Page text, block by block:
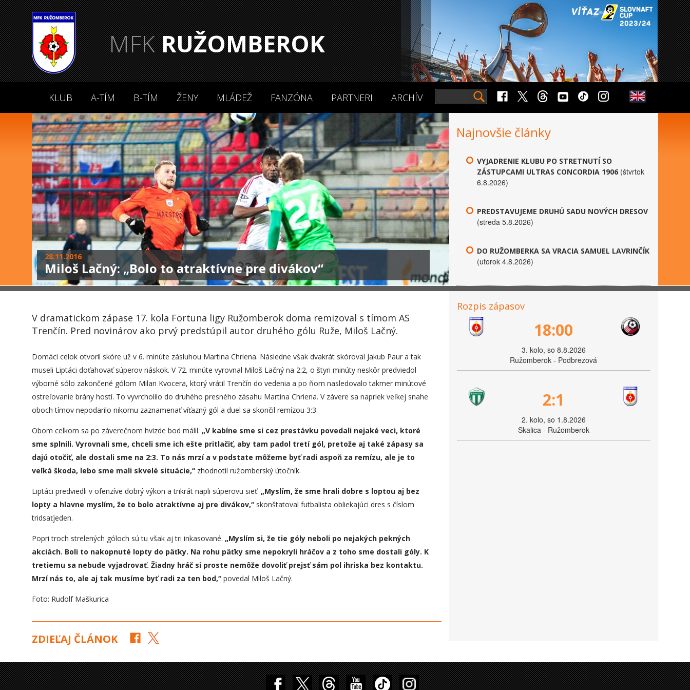
MFKRUŽOMBEROK
KLUB A-TÍM B-TÍM ŽENY MLÁDEŽ FANZÓNA PARTNERI ARCHÍV
28.11.2016
Miloš Lačný: „Bolo to atraktívne pre divákov“
Najnovšie články
VYJADRENIE KLUBU PO STRETNUTÍ SO
ZÁSTUPCAMI ULTRAS CONCORDIA 1906 (štvrtok
6.8.2026)
PREDSTAVUJEME DRUHÚ SADU NOVÝCH DRESOV
(streda 5.8.2026)
DO RUŽOMBERKA SA VRACIA SAMUEL LAVRINČÍK
(utorok 4.8.2026)
V dramatickom zápase 17. kola Fortuna ligy Ružomberok doma remizoval s tímom AS
Trenčín. Pred novinárov ako prvý predstúpil autor druhého gólu Ruže, Miloš Lačný.
Domáci celok otvoril skóre už v 6. minúte zásluhou Martina Chriena. Následne však dvakrát skóroval Jakub Paur a tak
museli Liptáci doťahovať súperov náskok. V 72. minúte vyrovnal Miloš Lačný na 2:2, o štyri minúty neskôr predviedol
výborné sólo zakončené gólom Milan Kvocera, ktorý vrátil Trenčín do vedenia a po ňom nasledovalo takmer minútové
ostreľovanie brány hostí. To vyvrcholilo do druhého presného zásahu Martina Chriena. V závere sa napriek veľkej snahe
oboch tímov nepodarilo nikomu zaznamenať víťazný gól a duel sa skončil remízou 3:3.
Obom celkom sa po záverečnom hvizde bod málil. „V kabíne sme si cez prestávku povedali nejaké veci, ktoré
sme splnili. Vyrovnali sme, chceli sme ich ešte pritlačiť, aby tam padol tretí gól, pretože aj také zápasy sa
dajú otočiť, ale dostali sme na 2:3. To nás mrzí a v podstate môžeme byť radi aspoň za remízu, ale je to
veľká škoda, lebo sme mali skvelé situácie,“ zhodnotil ružomberský útočník.
Liptáci predviedli v ofenzíve dobrý výkon a trikrát napli súperovu sieť. „Myslím, že sme hrali dobre s loptou aj bez
lopty a hlavne myslím, že to bolo atraktívne aj pre divákov,“ skonštatoval futbalista obliekajúci dres s číslom
tridsaťjeden.
Popri troch strelených góloch sú tu však aj tri inkasované. „Myslím si, že tie góly neboli po nejakých pekných
akciách. Boli to nakopnuté lopty do päťky. Na rohu päťky sme nepokryli hráčov a z toho sme dostali góly. K
tretiemu sa nebude vyjadrovať. Žiadny hráč si proste nemôže dovoliť prejsť sám pol ihriska bez kontaktu.
Mrzí nás to, ale aj tak musíme byť radi za ten bod,“ povedal Miloš Lačný.
Foto: Rudolf Maškurica
ZDIEĽAJ ČLÁNOK
Rozpis zápasov
18:00
3. kolo, so 8.8.2026
Ružomberok - Podbrezová
2:1
2. kolo, so 1.8.2026
Skalica - Ružomberok